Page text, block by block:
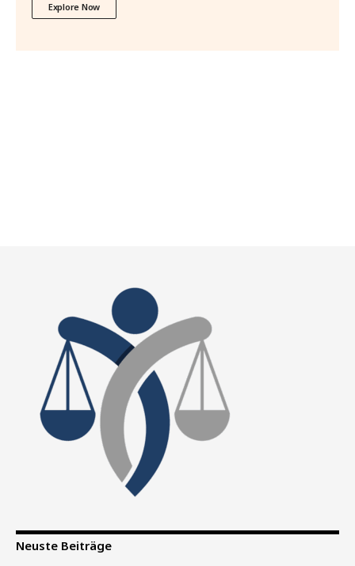
Explore Now
Neuste Beiträge